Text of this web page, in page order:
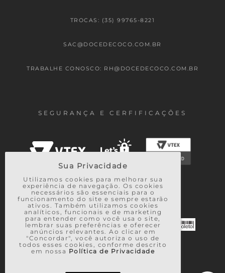
Sua Privacidade
Utilizamos cookies para melhorar sua
experiência de navegação. Os cookies
necessários são essenciais para o
funcionamento do site e sempre estarão
ativos. Também utilizamos cookies
analíticos, funcionais e de marketing
para entender como você usa o site,
lembrar suas preferências e oferecer
anúncios relevantes. Ao clicar em
"Concordar", você autoriza o uso de
todos esses cookies, conforme descrito
em nossa Política de Privacidade
TROCAS: (35) 99765-8221
SAC@DOCEDECOCO.COM.BR
TRABALHE CONOSCO: RH@DOCEDECOCO.COM.BR
SEGURANÇA E CERFIFICAÇÕES
FORMAS DE PAGAMENTO